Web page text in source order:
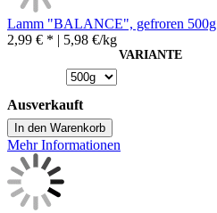
Lamm "BALANCE", gefroren 500g
2,99 € *
| 5,98 €/kg
VARIANTE
Ausverkauft
In den Warenkorb
Mehr Informationen